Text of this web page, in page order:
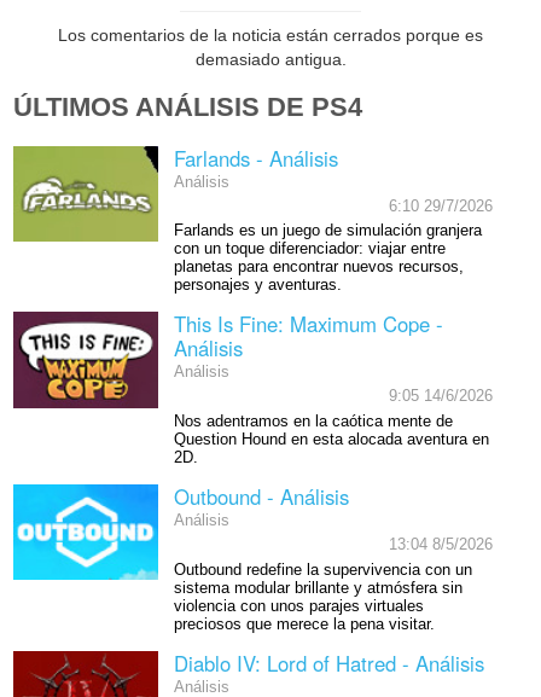
Los comentarios de la noticia están cerrados porque es
demasiado antigua.
ÚLTIMOS ANÁLISIS DE PS4
Farlands - Análisis
Análisis
6:10 29/7/2026
Farlands es un juego de simulación granjera
con un toque diferenciador: viajar entre
planetas para encontrar nuevos recursos,
personajes y aventuras.
This Is Fine: Maximum Cope -
Análisis
Análisis
9:05 14/6/2026
Nos adentramos en la caótica mente de
Question Hound en esta alocada aventura en
2D.
Outbound - Análisis
Análisis
13:04 8/5/2026
Outbound redefine la supervivencia con un
sistema modular brillante y atmósfera sin
violencia con unos parajes virtuales
preciosos que merece la pena visitar.
Diablo IV: Lord of Hatred - Análisis
Análisis